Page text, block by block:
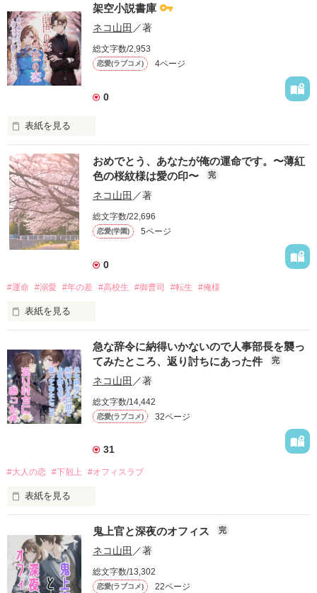
沢山のご訪問ありがとうございます。
おまけ小話としてその後の二人の話を投稿しました。
楽しんで頂けましたら幸いです。
乙女系育成ゲーム『ドルラブ』とゆるキャラ『フワねこたん』
をこよなく愛する、自他共に認めるヲタ系女子、河原未来、１
７歳。
本日生まれて初めて、ＳＮＳで知り合った同世代のヲタ友の女
の人気者で、その態度から「氷の王子」と噂のクラスメイトの
高遠圭吾。
何これドッキリ？罰ゲーム？
慌てふためく未来をよそに、「実は自分も可愛いものが好きな
のだ」と、クールな筈の高遠王子はニッコリ微笑む。
「俺とさ、これからも仲良くしてくれないかな？」
を送る予定だった未来だったが、高遠王子はどんどん距離感を
詰めてくる。
「ね、これってもう、友達っていうか……付き合ってるのと同
じじゃない？」
ーーそんな甘い言葉を囁かれたら、どうしていいのかわからな
作品を読む
ちゃうわよぉっ！！」
仕事が忙しすぎて、性的興奮が全くわかないと嘆く職場の先
輩、館山香菜。
ひょんな事からどんな作品でそれを処理をしているのかという
になった後輩、築崎創。
水曜日から始まる「夜のお伴」を巡る先輩とのやり取り。その
一部始終のお話。
架空小説書庫
ネコ山田 ／著
総文字数/2,953
恋愛(ラブコメ) 4ページ
0
表紙を見る
twitterにたまに呟いている「これから書いてみたいな」という
お話の一文を仮置きしています。
※パスワード外しました
おめでとう、あなたが俺の運命です。〜薄紅
色の桜紋様は愛の印〜
完
ネコ山田 ／著
総文字数/22,696
恋愛(学園) 5ページ
0
#運命 #溺愛 #年の差 #高校生 #御曹司 #転生 #俺様
表紙を見る
◇◇◇
向原美華:高校３年生。１８歳。
漆山鷹緒:漆山コーポレーションの若き社長。２８歳。
どこにでもいる高校生３年生の美華。
原鷹緒。
豪邸で暮らすこと。
「もう離さない」
甘い言葉を囁き、溺愛してくる彼に翻弄される美華だったが、
その夜彼の口から出たのは信じられない言葉だった――。
急な辞令に納得いかないので人事部長を襲っ
てみたところ、返り討ちにあった件
完
ネコ山田 ／著
総文字数/14,442
恋愛(ラブコメ) 32ページ
31
#大人の恋 #下剋上 #オフィスラブ
表紙を見る
突然の辞令で希望外の配置替えの憂き目に合う。
人事部長に直談判するも決定は覆されず。
むしゃくしゃするので、これから私、人事部長を、襲いま
す！……と思ったら、逆にペロリと頂かれちゃった話と、彼女
鬼上官と深夜のオフィス 完
ネコ山田 ／著
総文字数/13,302
恋愛(ラブコメ) 22ページ